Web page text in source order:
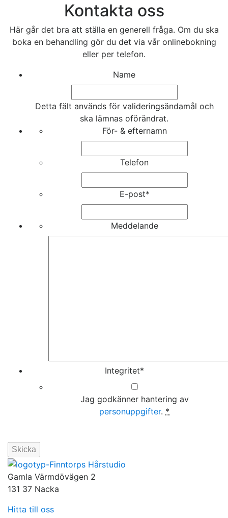
Kontakta oss
Här går det bra att ställa en generell fråga. Om du ska
boka en behandling gör du det via vår onlinebokning
eller per telefon.
Name
Detta fält används för valideringsändamål och
ska lämnas oförändrat.
För- & efternamn
Telefon
E-post*
Meddelande
Integritet*
Jag godkänner hantering av
personuppgifter. *
Gamla Värmdövägen 2
131 37 Nacka
Hitta till oss